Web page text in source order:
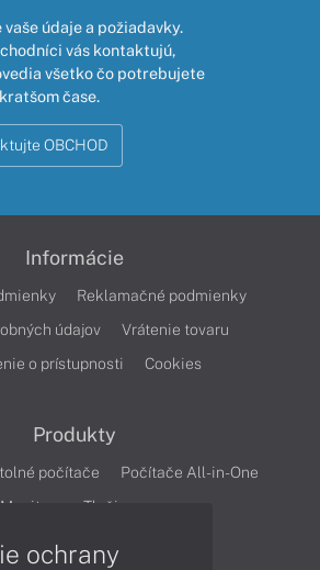
údaje a požiadavky.
vás kontaktujú,
všetko čo potrebujete
čase.
OBCHOD
Informácie
Reklamačné podmienky
údajov
Vrátenie tovaru
o prístupnosti
Cookies
Produkty
počítače
Počítače All-in-One
Monitory
Tlačiarne
ochrany